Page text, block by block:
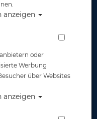
anzeigen
oder
Werbung
über Websites
anzeigen